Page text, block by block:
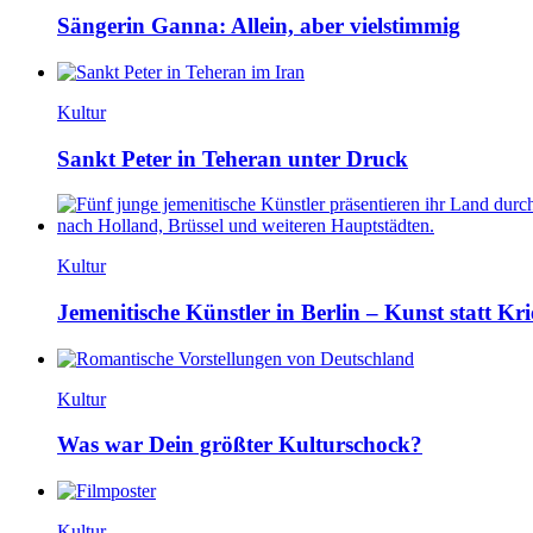
Sängerin Ganna: Allein, aber vielstimmig
Kultur
Sankt Peter in Teheran unter Druck
Kultur
Jemenitische Künstler in Berlin – Kunst statt
Kultur
Was war Dein größter Kulturschock?